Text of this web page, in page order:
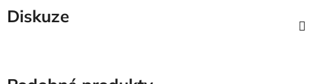
Diskuze